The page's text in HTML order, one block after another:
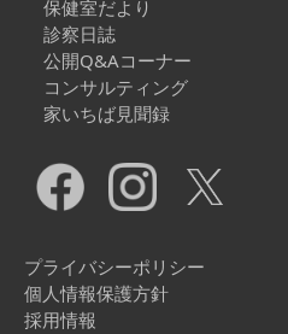
保健室だより
診察日誌
公開Q&Aコーナー
コンサルティング
家いちば見聞録
プライバシーポリシー
個人情報保護方針
採用情報